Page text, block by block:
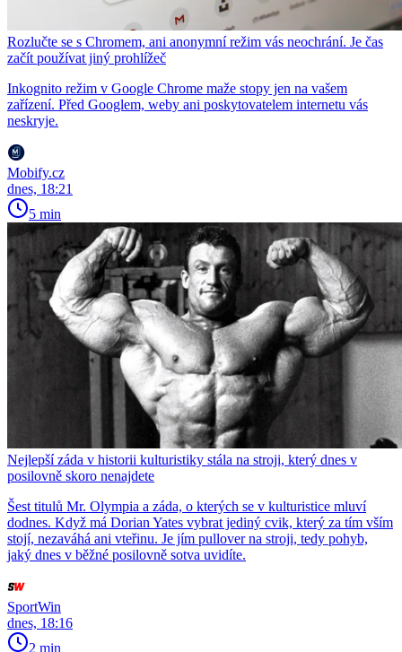
Rozlučte se s Chromem, ani anonymní režim vás neochrání. Je čas
začít používat jiný prohlížeč
Inkognito režim v Google Chrome maže stopy jen na vašem
zařízení. Před Googlem, weby ani poskytovatelem internetu vás
neskryje.
Mobify.cz
dnes, 18:21
5 min
Nejlepší záda v historii kulturistiky stála na stroji, který dnes v
posilovně skoro nenajdete
Šest titulů Mr. Olympia a záda, o kterých se v kulturistice mluví
dodnes. Když má Dorian Yates vybrat jediný cvik, který za tím vším
stojí, nezaváhá ani vteřinu. Je jím pullover na stroji, tedy pohyb,
jaký dnes v běžné posilovně sotva uvidíte.
SportWin
dnes, 18:16
2 min